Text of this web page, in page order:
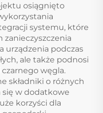
osiągnięto
systemu, które
urządzenia podczas
ale także podnosi
węgla.
składniki o różnych
się w dodatkowe
korzyści dla